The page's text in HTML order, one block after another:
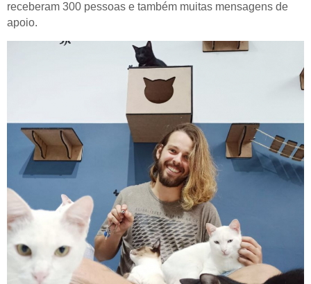
receberam 300 pessoas e também muitas mensagens de
apoio.